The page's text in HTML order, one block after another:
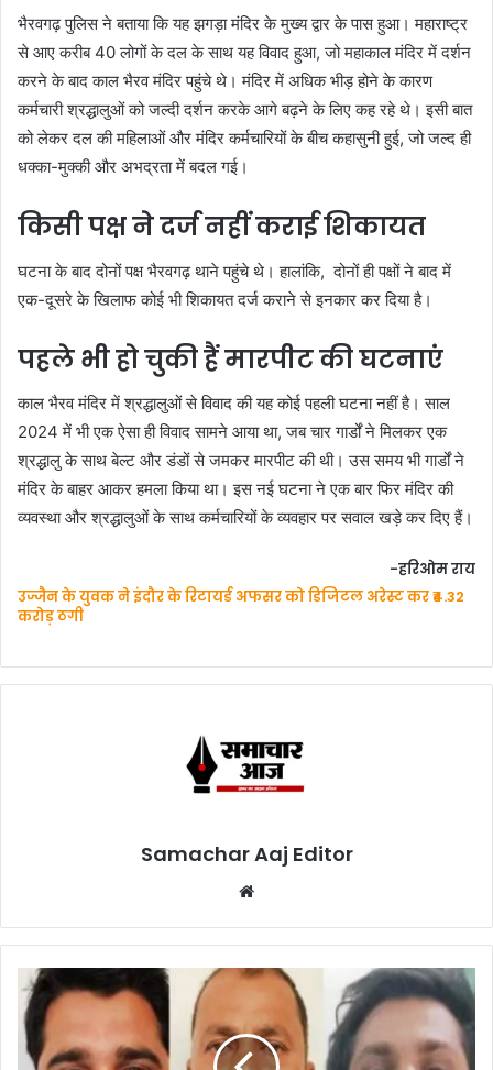
भैरवगढ़ पुलिस ने बताया कि यह झगड़ा मंदिर के मुख्य द्वार के पास हुआ। महाराष्ट्र
से आए करीब 40 लोगों के दल के साथ यह विवाद हुआ, जो महाकाल मंदिर में दर्शन
करने के बाद काल भैरव मंदिर पहुंचे थे। मंदिर में अधिक भीड़ होने के कारण
कर्मचारी श्रद्धालुओं को जल्दी दर्शन करके आगे बढ़ने के लिए कह रहे थे। इसी बात
को लेकर दल की महिलाओं और मंदिर कर्मचारियों के बीच कहासुनी हुई, जो जल्द ही
धक्का-मुक्की और अभद्रता में बदल गई।
किसी पक्ष ने दर्ज नहीं कराई शिकायत
घटना के बाद दोनों पक्ष भैरवगढ़ थाने पहुंचे थे। हालांकि, दोनों ही पक्षों ने बाद में
एक-दूसरे के खिलाफ कोई भी शिकायत दर्ज कराने से इनकार कर दिया है।
पहले भी हो चुकी हैं मारपीट की घटनाएं
काल भैरव मंदिर में श्रद्धालुओं से विवाद की यह कोई पहली घटना नहीं है। साल
2024 में भी एक ऐसा ही विवाद सामने आया था, जब चार गार्डों ने मिलकर एक
श्रद्धालु के साथ बेल्ट और डंडों से जमकर मारपीट की थी। उस समय भी गार्डों ने
मंदिर के बाहर आकर हमला किया था। इस नई घटना ने एक बार फिर मंदिर की
व्यवस्था और श्रद्धालुओं के साथ कर्मचारियों के व्यवहार पर सवाल खड़े कर दिए हैं।
-हरिओम राय
उज्जैन के युवक ने इंदौर के रिटायर्ड अफसर को डिजिटल अरेस्ट कर ₹4.32
करोड़ ठगी
Samachar Aaj Editor